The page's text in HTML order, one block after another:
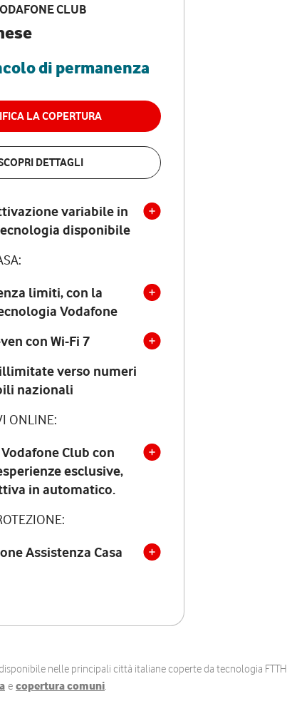
CLUB
di permanenza
LA COPERTURA
DETTAGLI
variabile in
disponibile
limiti, con la
Vodafone
con Wi-Fi 7
verso numeri
nazionali
ONLINE:
Club con
esclusive,
in automatico.
Assistenza Casa
nelle principali città italiane coperte da tecnologia FTTH
e copertura comuni.